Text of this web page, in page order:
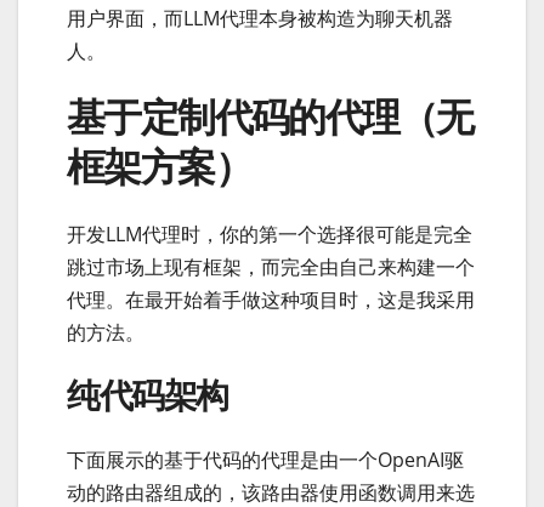
用户界面，而LLM代理本身被构造为聊天机器
人。
基于定制代码的代理（无
框架方案）
开发LLM代理时，你的第一个选择很可能是完全
跳过市场上现有框架，而完全由自己来构建一个
代理。在最开始着手做这种项目时，这是我采用
的方法。
纯代码架构
下面展示的基于代码的代理是由一个OpenAI驱
动的路由器组成的，该路由器使用函数调用来选